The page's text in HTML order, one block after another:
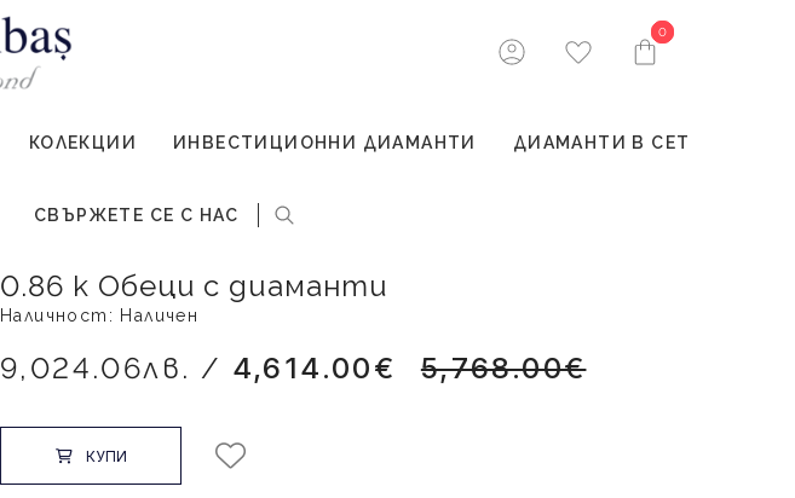
0
0
КОЛЕКЦИИ ИНВЕСТИЦИОННИ ДИАМАНТИ ДИАМАНТИ В СЕТ
СВЪРЖЕТЕ СЕ С НАС
0.86 к Обеци с диаманти
Наличност: Наличен
9,024.06лв. / 4,614.00€ 5,768.00€
КУПИ